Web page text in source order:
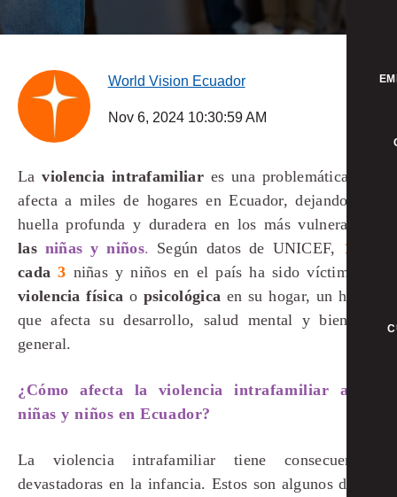
World Vision Ecuador
Nov 6, 2024 10:30:59 AM
Laviolencia intrafamiliar es una problemática que
afecta a miles de hogares en Ecuador, dejando una
huella profunda y duradera en los más vulnerables:
las niñas y niños. Según datos de UNICEF, 1
cada3 niñas y niños en el país ha sido víctima de
violencia física o psicológica en su hogar, un hecho
que afecta su desarrollo, salud mental y bienestar
general.
¿Cómo afecta la violencia intrafamiliar a las
niñas y niños en Ecuador?
La violencia intrafamiliar tiene consecuencias
devastadoras en la infancia. Estos son algunos de los